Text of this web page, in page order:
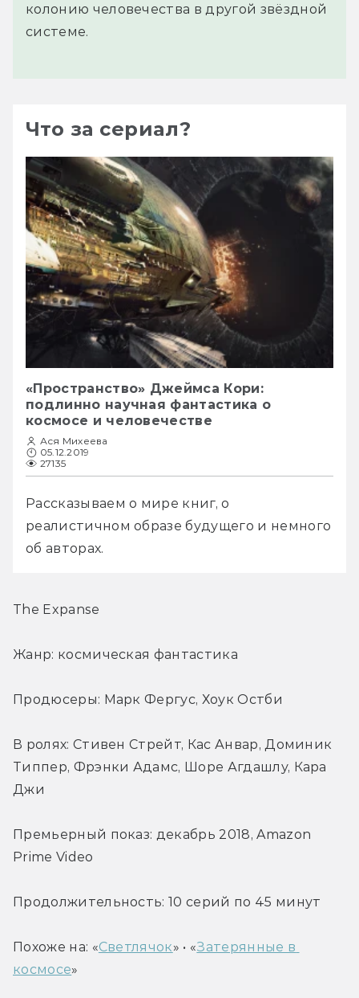
колонию человечества в другой звёздной
системе.
Что за сериал?
«Пространство» Джеймса Кори:
подлинно научная фантастика о
космосе и человечестве
Ася Михеева
05.12.2019
27135
Рассказываем о мире книг, о
реалистичном образе будущего и немного
об авторах.
The Expanse
Жанр: космическая фантастика
Продюсеры: Марк Фергус, Хоук Остби
В ролях: Стивен Стрейт, Кас Анвар, Доминик
Типпер, Фрэнки Адамс, Шоре Агдашлу, Кара
Джи
Премьерный показ: декабрь 2018, Amazon
Prime Video
Продолжительность: 10 серий по 45 минут
Похоже на: «Светлячок» • «Затерянные в
космосе»